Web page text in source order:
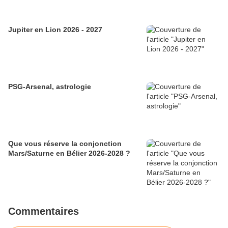
Jupiter en Lion 2026 - 2027
PSG-Arsenal, astrologie
Que vous réserve la conjonction
Mars/Saturne en Bélier 2026-2028 ?
Commentaires